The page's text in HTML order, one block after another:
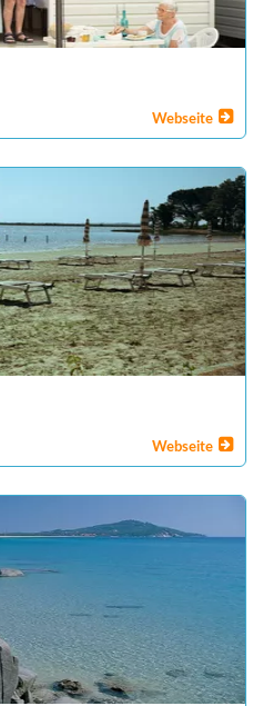
Webseite
Webseite